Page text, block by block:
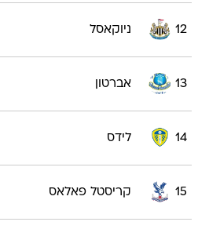
12 ניוקאסל
13 אברטון
14 לידס
15 קריסטל פאלאס